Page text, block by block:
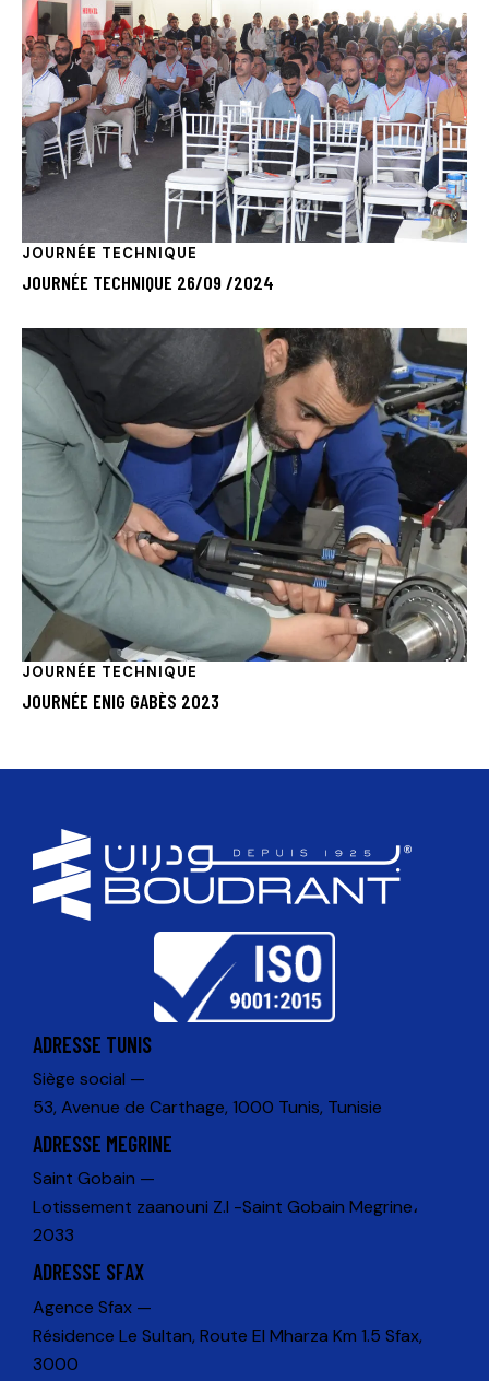
JOURNÉE TECHNIQUE
JOURNÉE TECHNIQUE 26/09 /2024
JOURNÉE TECHNIQUE
JOURNÉE ENIG GABÈS 2023
ADRESSE TUNIS
Siège social —
53, Avenue de Carthage, 1000 Tunis, Tunisie
ADRESSE MEGRINE
Saint Gobain —
Lotissement zaanouni Z.I -Saint Gobain Megrine،
2033
ADRESSE SFAX
Agence Sfax —
Résidence Le Sultan, Route El Mharza Km 1.5 Sfax,
3000